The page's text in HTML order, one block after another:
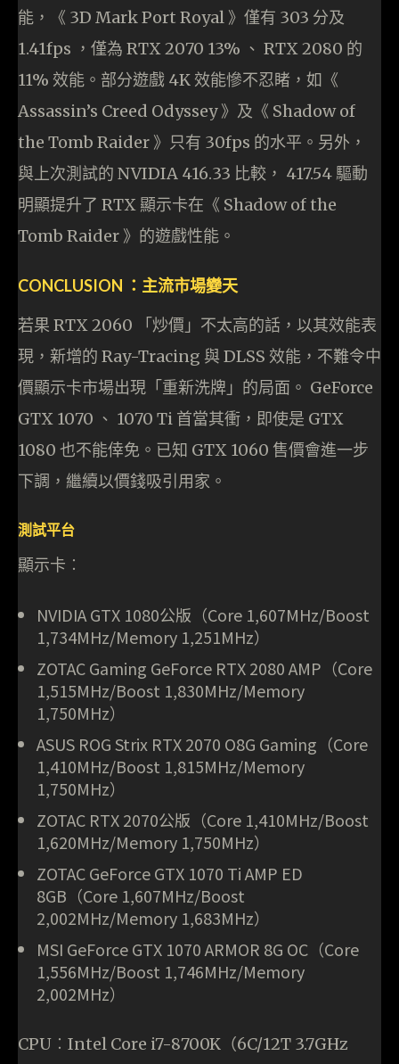
能，《 3D Mark Port Royal 》僅有 303 分及
1.41fps ，僅為 RTX 2070 13% 、 RTX 2080 的
11% 效能。部分遊戲 4K 效能慘不忍睹，如《
Assassin’s Creed Odyssey 》及《 Shadow of
the Tomb Raider 》只有 30fps 的水平。另外，
與上次測試的 NVIDIA 416.33 比較， 417.54 驅動
明顯提升了 RTX 顯示卡在《 Shadow of the
Tomb Raider 》的遊戲性能。
CONCLUSION ：主流市場變天
若果 RTX 2060 「炒價」不太高的話，以其效能表
現，新增的 Ray-Tracing 與 DLSS 效能，不難令中
價顯示卡市場出現「重新洗牌」的局面。 GeForce
GTX 1070 、 1070 Ti 首當其衝，即使是 GTX
1080 也不能倖免。已知 GTX 1060 售價會進一步
下調，繼續以價錢吸引用家。
測試平台
顯示卡︰
NVIDIA GTX 1080公版（Core 1,607MHz/Boost
1,734MHz/Memory 1,251MHz）
ZOTAC Gaming GeForce RTX 2080 AMP（Core
1,515MHz/Boost 1,830MHz/Memory
1,750MHz）
ASUS ROG Strix RTX 2070 O8G Gaming（Core
1,410MHz/Boost 1,815MHz/Memory
1,750MHz）
ZOTAC RTX 2070公版（Core 1,410MHz/Boost
1,620MHz/Memory 1,750MHz）
ZOTAC GeForce GTX 1070 Ti AMP ED
8GB（Core 1,607MHz/Boost
2,002MHz/Memory 1,683MHz）
MSI GeForce GTX 1070 ARMOR 8G OC（Core
1,556MHz/Boost 1,746MHz/Memory
2,002MHz）
CPU︰Intel Core i7-8700K（6C/12T 3.7GHz